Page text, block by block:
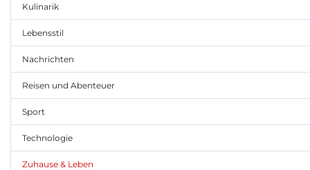
Kulinarik
Lebensstil
Nachrichten
Reisen und Abenteuer
Sport
Technologie
Zuhause & Leben